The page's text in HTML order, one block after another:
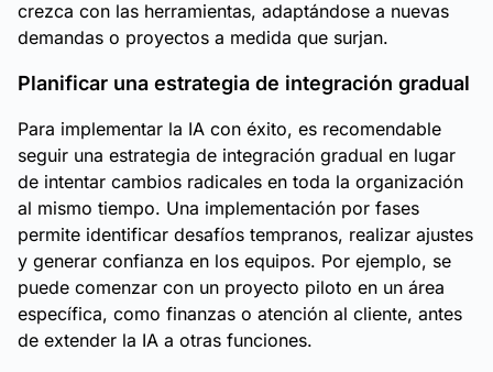
crezca con las herramientas, adaptándose a nuevas
demandas o proyectos a medida que surjan.
Planificar una estrategia de integración gradual
Para implementar la IA con éxito, es recomendable
seguir una estrategia de integración gradual en lugar
de intentar cambios radicales en toda la organización
al mismo tiempo. Una implementación por fases
permite identificar desafíos tempranos, realizar ajustes
y generar confianza en los equipos. Por ejemplo, se
puede comenzar con un proyecto piloto en un área
específica, como finanzas o atención al cliente, antes
de extender la IA a otras funciones.